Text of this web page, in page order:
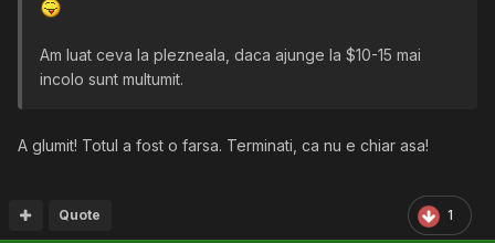
Am luat ceva la plezneala, daca ajunge la $10-15 mai
incolo sunt multumit.
A glumit! Totul a fost o farsa. Terminati, ca nu e chiar asa!
1
Quote